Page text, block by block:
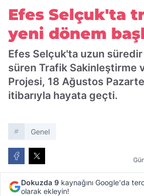
Efes Selçuk'ta
yeni dönem
Efes Selçuk'ta uzun süredir
süren Trafik Sakinleştirme
Projesi, 18 Ağustos
itibarıyla hayata geçti.
Genel
Dokuzda 9 kaynağını Google'da
olarak ekleyin!